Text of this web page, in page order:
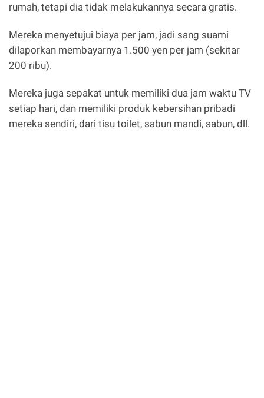
rumah, tetapi dia tidak melakukannya secara gratis.
Mereka menyetujui biaya per jam, jadi sang suami
dilaporkan membayarnya 1.500 yen per jam (sekitar
200 ribu).
Mereka juga sepakat untuk memiliki dua jam waktu TV
setiap hari, dan memiliki produk kebersihan pribadi
mereka sendiri, dari tisu toilet, sabun mandi, sabun, dll.